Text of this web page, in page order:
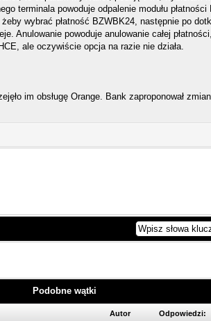
terminala powoduje odpalenie modułu
wybrać płatność BZWBK24, następnie po
Anulowanie powoduje anulowanie całej
ale oczywiście opcja na razie nie działa.
im obsługę Orange. Bank zaproponował
Podobne wątki
Autor Odpowiedzi: